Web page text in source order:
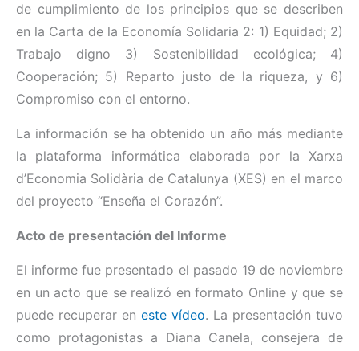
de cumplimiento de los principios que se describen
en la Carta de la Economía Solidaria 2: 1) Equidad; 2)
Trabajo digno 3) Sostenibilidad ecológica; 4)
Cooperación; 5) Reparto justo de la riqueza, y 6)
Compromiso con el entorno.
La información se ha obtenido un año más mediante
la plataforma informática elaborada por la Xarxa
d’Economia Solidària de Catalunya (XES) en el marco
del proyecto “Enseña el Corazón”.
Acto de presentación del Informe
El informe fue presentado el pasado 19 de noviembre
en un acto que se realizó en formato Online y que se
puede recuperar en este vídeo. La presentación tuvo
como protagonistas a Diana Canela, consejera de